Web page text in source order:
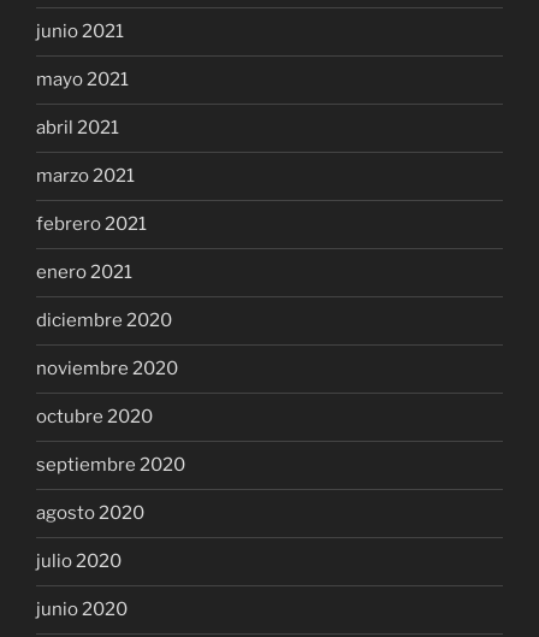
junio 2021
mayo 2021
abril 2021
marzo 2021
febrero 2021
enero 2021
diciembre 2020
noviembre 2020
octubre 2020
septiembre 2020
agosto 2020
julio 2020
junio 2020